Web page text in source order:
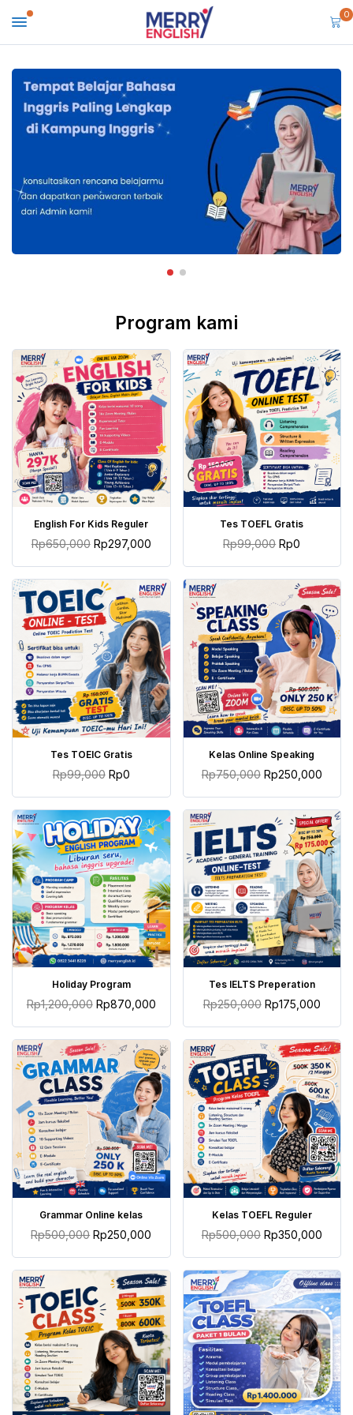
0
Program kami
TAMBAH KE KERANJANG
English For Kids Reguler
Rp650,000 Rp297,000
TAMBAH KE KERANJANG
Tes TOEFL Gratis
Rp99,000 Rp0
TAMBAH KE KERANJANG
Tes TOEIC Gratis
Rp99,000 Rp0
TAMBAH KE KERANJANG
Kelas Online Speaking
Rp750,000 Rp250,000
TAMBAH KE KERANJANG
Holiday Program
Rp1,200,000 Rp870,000
TAMBAH KE KERANJANG
Tes IELTS Preperation
Rp250,000 Rp175,000
TAMBAH KE KERANJANG
Grammar Online kelas
Rp500,000 Rp250,000
TAMBAH KE KERANJANG
Kelas TOEFL Reguler
Rp500,000 Rp350,000